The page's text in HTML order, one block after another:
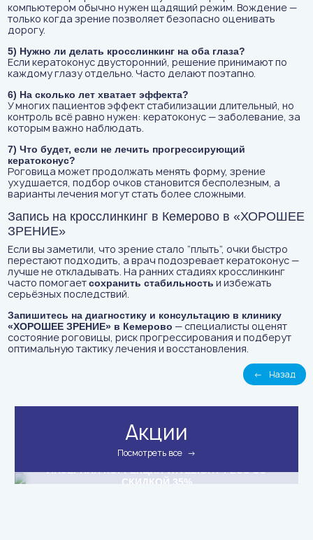
компьютером обычно нужен щадящий режим. Вождение —
только когда зрение позволяет безопасно оценивать
дорогу.
5) Нужно ли делать кросслинкинг на оба глаза?
Если кератоконус двусторонний, решение принимают по
каждому глазу отдельно. Часто делают поэтапно.
6) На сколько лет хватает эффекта?
У многих пациентов эффект стабилизации длительный, но
контроль всё равно нужен: кератоконус — заболевание, за
которым важно наблюдать.
7) Что будет, если не лечить прогрессирующий
кератоконус?
Роговица может продолжать менять форму, зрение
ухудшается, подбор очков становится бесполезным, а
варианты лечения могут стать более сложными.
Запись на кросслинкинг в Кемерово в «ХОРОШЕЕ
ЗРЕНИЕ»
Если вы заметили, что зрение стало “плыть”, очки быстро
перестают подходить, а врач подозревает кератоконус —
лучше не откладывать. На ранних стадиях кросслинкинг
часто помогаетсохранить стабильность и избежать
серьёзных последствий.
Запишитесь на диагностику и консультацию в клинику
«ХОРОШЕЕ ЗРЕНИЕ» в Кемерово — специалисты оценят
состояние роговицы, риск прогрессирования и подберут
оптимальную тактику лечения и восстановления.
← Назад
Акции
Посмотреть все →
ЛАЗЕРНАЯ КОРРЕКЦИЯ WIVELIGHT PLUS СО
СКИДКОЙ 35%